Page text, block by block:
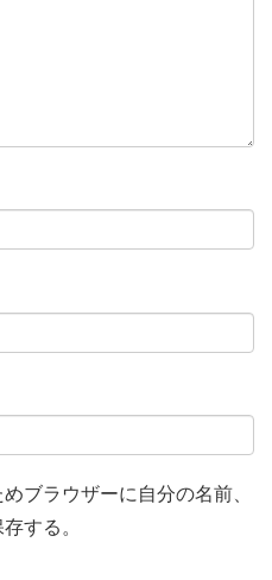
ブラウザーに自分の名前、
する。